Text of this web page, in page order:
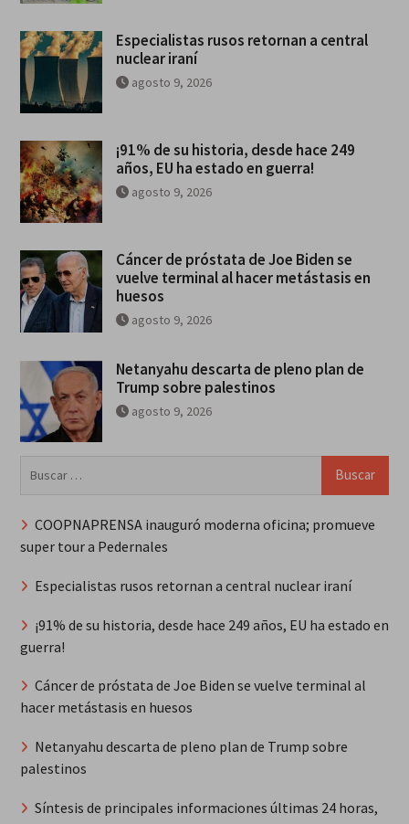
Especialistas rusos retornan a central
nuclear iraní
agosto 9, 2026
¡91% de su historia, desde hace 249
años, EU ha estado en guerra!
agosto 9, 2026
Cáncer de próstata de Joe Biden se
vuelve terminal al hacer metástasis en
huesos
agosto 9, 2026
Netanyahu descarta de pleno plan de
Trump sobre palestinos
agosto 9, 2026
COOPNAPRENSA inauguró moderna oficina; promueve
super tour a Pedernales
Especialistas rusos retornan a central nuclear iraní
¡91% de su historia, desde hace 249 años, EU ha estado en
guerra!
Cáncer de próstata de Joe Biden se vuelve terminal al
hacer metástasis en huesos
Netanyahu descarta de pleno plan de Trump sobre
palestinos
Síntesis de principales informaciones últimas 24 horas,